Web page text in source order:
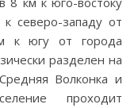
северо-западу от
к югу от города
разделен на
Волконка и
проходит